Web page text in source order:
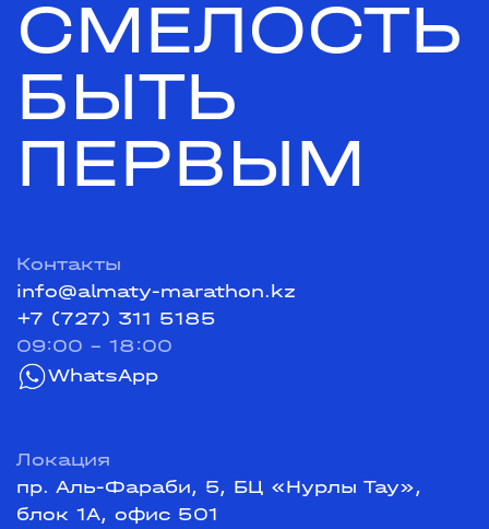
СМЕЛОСТЬ
БЫТЬ
ПЕРВЫМ
Контакты
info@almaty-marathon.kz
+7 (727) 311 5185
09:00 - 18:00
WhatsApp
Локация
пр. Аль-Фараби, 5, БЦ «Нурлы Тау»,
блок 1А, офис 501